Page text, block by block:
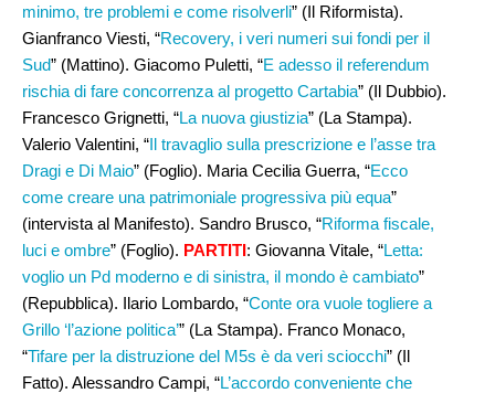
minimo, tre problemi e come risolverli” (Il Riformista).
Gianfranco Viesti, “Recovery, i veri numeri sui fondi per il
Sud” (Mattino). Giacomo Puletti, “E adesso il referendum
rischia di fare concorrenza al progetto Cartabia” (Il Dubbio).
Francesco Grignetti, “La nuova giustizia” (La Stampa).
Valerio Valentini, “Il travaglio sulla prescrizione e l’asse tra
Dragi e Di Maio” (Foglio). Maria Cecilia Guerra, “Ecco
come creare una patrimoniale progressiva più equa”
(intervista al Manifesto). Sandro Brusco, “Riforma fiscale,
luci e ombre” (Foglio). PARTITI: Giovanna Vitale, “Letta:
voglio un Pd moderno e di sinistra, il mondo è cambiato”
(Repubblica). Ilario Lombardo, “Conte ora vuole togliere a
Grillo ‘l’azione politica’” (La Stampa). Franco Monaco,
“Tifare per la distruzione del M5s è da veri sciocchi” (Il
Fatto). Alessandro Campi, “L’accordo conveniente che